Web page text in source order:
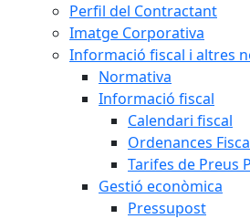
Perfil del Contractant
Imatge Corporativa
Informació fiscal i altres
Normativa
Informació fiscal
Calendari fiscal
Ordenances
Tarifes de Preus
Gestió econòmica
Pressupost